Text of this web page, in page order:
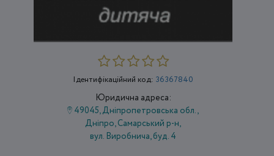
Ідентифікаційний код: 36367840
Юридична адреса:
49045, Дніпропетровська обл.,
Дніпро, Самарський р-н,
вул. Виробнича, буд. 4